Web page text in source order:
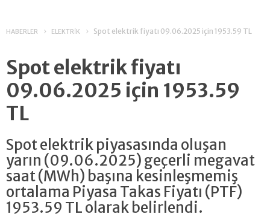
HABERLER ELEKTRİK Spot elektrik fiyatı 09.06.2025 için 1953.59 TL
Spot elektrik fiyatı
09.06.2025 için 1953.59
TL
Spot elektrik piyasasında oluşan
yarın (09.06.2025) geçerli megavat
saat (MWh) başına kesinleşmemiş
ortalama Piyasa Takas Fiyatı (PTF)
1953.59 TL olarak belirlendi.